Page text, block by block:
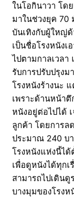
ในโอกินาวา โด
มาในช่วงยุค 70
บันเทิงกับผู้ให
เป็นชื่อโรงหนังเ
ไปตามกาลเวลา
รับการปรับปรุง
โรงหนังร้างนะ
เพราะด้านหน้า
หนังอยู่ต่อไปได้
ลูกค้า โดยการล
ประมาณ 240
โรงหนังแห่งนี้ได้
เพื่อดูหนังได้ทุก
สามารถไปเดิน
บางมุมของโรงห